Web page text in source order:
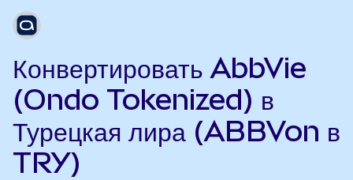
Конвертировать AbbVie
(Ondo Tokenized) в
Турецкая лира (ABBVon в
TRY)